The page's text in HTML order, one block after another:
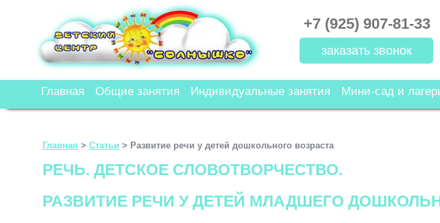
+7 (925) 907-81-33
заказать звонок
Главная Общие занятия Индивидуальные занятия Мини-сад и
Главная > Статьи > Развитие речи у детей дошкольного возраста
РЕЧЬ. ДЕТСКОЕ СЛОВОТВОРЧЕСТВО.
РАЗВИТИЕ РЕЧИ У ДЕТЕЙ МЛАДШЕГО